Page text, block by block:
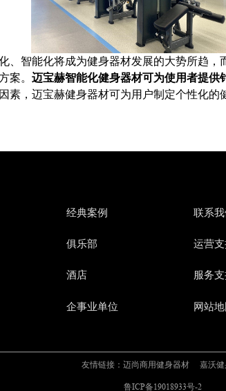
化、智能化将成为健身器材发展的大势所趋
案。迈宝赫智能化健身器材可为使用者提供
素，迈宝赫健身器材可为用户制定个性化的
经典案例
俱乐部
酒店
企事业单位
联系
运营
服务
网站地
友情链接： 迈尚商用健身器材 嘉沃
鲁ICP备19018933号-2